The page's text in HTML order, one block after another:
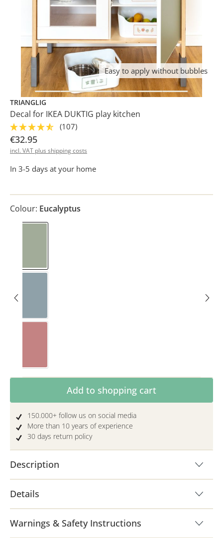
Easy to apply without bubbles
TRIANGLIG
Decal for IKEA DUKTIG play kitchen
(107)
€32.95
incl. VAT plus shipping costs
In 3-5 days at your home
Colour: Eucalyptus
Product Quantity: Enter the desired
Add to shopping cart
150.000+ follow us on social media
More than 10 years of experience
30 days return policy
Description
Details
Warnings & Safety Instructions